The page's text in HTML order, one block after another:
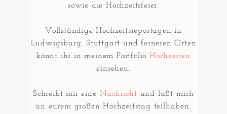
sowie die Hochzeitsfeier.
Vollständige Hochzeitsreportagen in
Ludwigsburg, Stuttgart und ferneren Orten
könnt ihr in meinem Portfolio Hochzeiten
einsehen.
Schreibt mir eine Nachricht und laßt mich
an eurem großen Hochzeitstag teilhaben.